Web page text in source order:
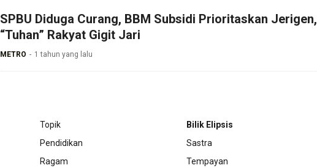
SPBU Diduga Curang, BBM Subsidi Prioritaskan Jerigen,
“Tuhan” Rakyat Gigit Jari
METRO 1 tahun yang lalu
Topik
Pendidikan
Ragam
Bilik Elipsis
Sastra
Tempayan